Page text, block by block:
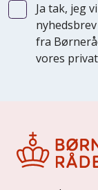
Ja tak, jeg
fra
vores